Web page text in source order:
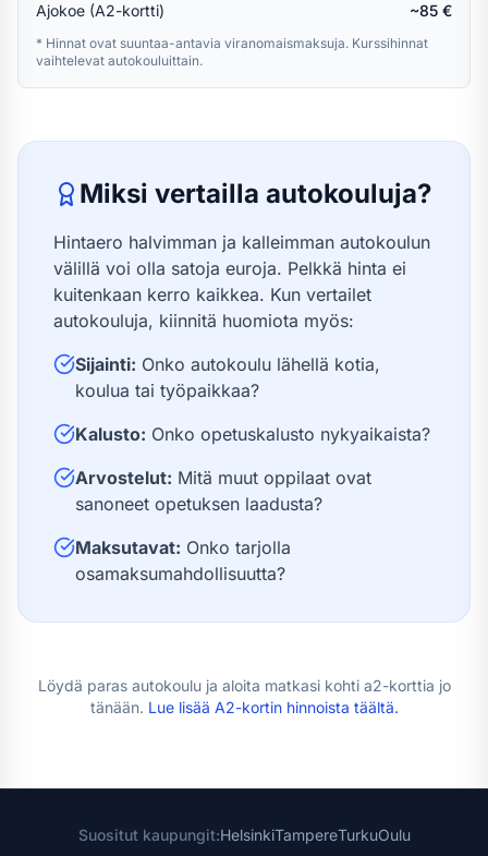
Ajokoe (A2-kortti)
~85 €
* Hinnat ovat suuntaa-antavia viranomaismaksuja. Kurssihinnat
vaihtelevat autokouluittain.
Miksi vertailla autokouluja?
Hintaero halvimman ja kalleimman autokoulun
välillä voi olla satoja euroja. Pelkkä hinta ei
kuitenkaan kerro kaikkea. Kun vertailet
autokouluja, kiinnitä huomiota myös:
Sijainti: Onko autokoulu lähellä kotia,
koulua tai työpaikkaa?
Kalusto: Onko opetuskalusto nykyaikaista?
Arvostelut: Mitä muut oppilaat ovat
sanoneet opetuksen laadusta?
Maksutavat: Onko tarjolla
osamaksumahdollisuutta?
Löydä paras autokoulu ja aloita matkasi kohti a2-korttia jo
tänään. Lue lisää A2-kortin hinnoista täältä.
Suositut kaupungit:HelsinkiTampereTurkuOulu